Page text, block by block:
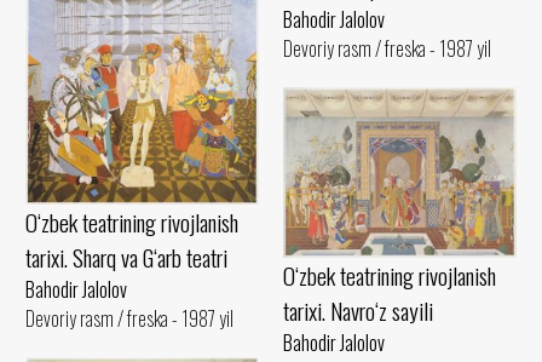
Bahodir Jalolov
Devoriy rasm / freska - 1987 yil
O‘zbek teatrining rivojlanish
tarixi. Sharq va G‘arb teatri
Bahodir Jalolov
Devoriy rasm / freska - 1987 yil
O‘zbek teatrining rivojlanish
tarixi. Navro‘z sayili
Bahodir Jalolov